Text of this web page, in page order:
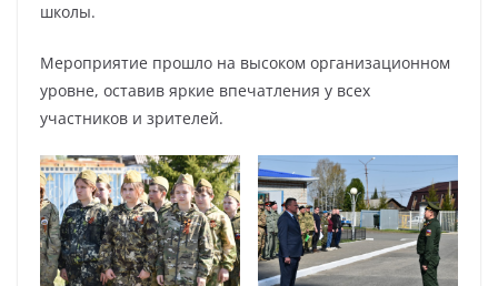
школы.
Мероприятие прошло на высоком организационном
уровне, оставив яркие впечатления у всех
участников и зрителей.